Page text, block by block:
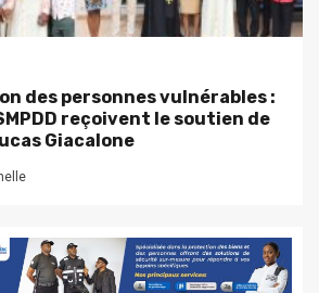
des personnes vulnérables :
SMPDD reçoivent le soutien de
Giacalone